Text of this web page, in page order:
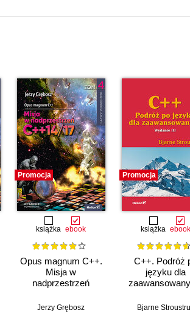
Promocja
książka ebook
Opus magnum C++.
Misja w
nadprzestrzeń
Wydanie II
Jerzy Grębosz
Promocja
książka ebook
C++. Podróż
języku dla
Bjarne